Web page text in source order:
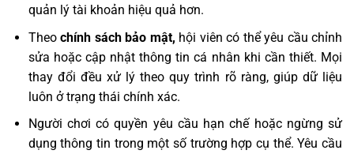
quản lý tài khoản hiệu quả hơn.
Theochính sách bảo mật, hội viên có thể yêu cầu chỉnh
sửa hoặc cập nhật thông tin cá nhân khi cần thiết. Mọi
thay đổi đều xử lý theo quy trình rõ ràng, giúp dữ liệu
luôn ở trạng thái chính xác.
Người chơi có quyền yêu cầu hạn chế hoặc ngừng sử
dụng thông tin trong một số trường hợp cụ thể. Yêu cầu